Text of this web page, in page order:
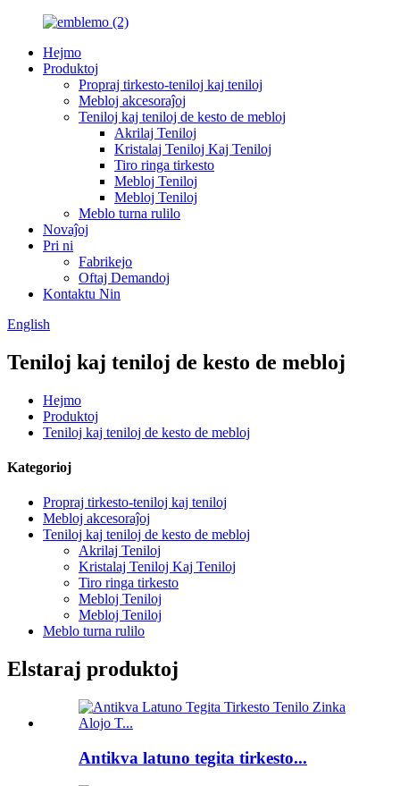
Hejmo
Produktoj
Propraj tirkesto-teniloj kaj teniloj
Mebloj akcesoraĵoj
Teniloj kaj teniloj de kesto de mebloj
Akrilaj Teniloj
Kristalaj Teniloj Kaj Teniloj
Tiro ringa tirkesto
Mebloj Teniloj
Mebloj Teniloj
Meblo turna rulilo
Novaĵoj
Pri ni
Fabrikejo
Oftaj Demandoj
Kontaktu Nin
English
Teniloj kaj teniloj de kesto de mebloj
Hejmo
Produktoj
Teniloj kaj teniloj de kesto de mebloj
Kategorioj
Propraj tirkesto-teniloj kaj teniloj
Mebloj akcesoraĵoj
Teniloj kaj teniloj de kesto de mebloj
Akrilaj Teniloj
Kristalaj Teniloj Kaj Teniloj
Tiro ringa tirkesto
Mebloj Teniloj
Mebloj Teniloj
Meblo turna rulilo
Elstaraj produktoj
Antikva latuno tegita tirkesto...